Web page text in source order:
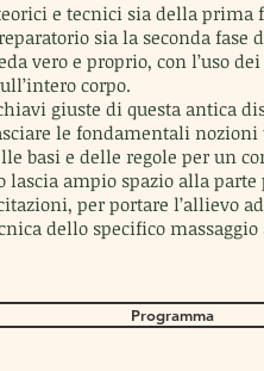
e tecnici sia della prima
sia la seconda fase
vero e proprio, con l’uso
corpo.
giuste di questa antica
le fondamentali
basi e delle regole per un
lascia ampio spazio alla
per portare l’allievo
dello specifico massaggio
Programma